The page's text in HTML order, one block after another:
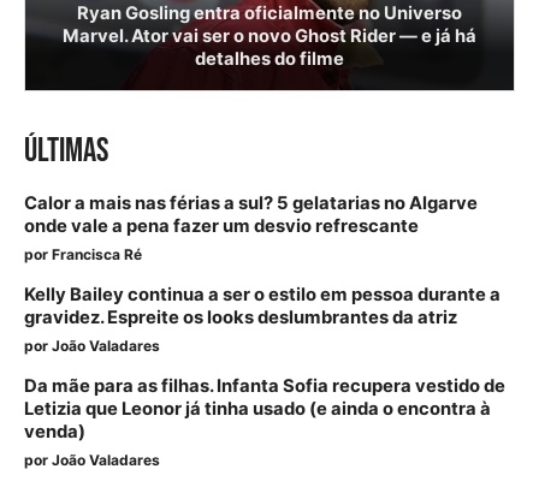
Ryan Gosling entra oficialmente no Universo
Marvel. Ator vai ser o novo Ghost Rider — e já há
detalhes do filme
ÚLTIMAS
Calor a mais nas férias a sul? 5 gelatarias no Algarve
onde vale a pena fazer um desvio refrescante
por Francisca Ré
Kelly Bailey continua a ser o estilo em pessoa durante a
gravidez. Espreite os looks deslumbrantes da atriz
por João Valadares
Da mãe para as filhas. Infanta Sofia recupera vestido de
Letizia que Leonor já tinha usado (e ainda o encontra à
venda)
por João Valadares